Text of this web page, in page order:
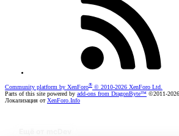
Community platform by XenForo® © 2010-2026 XenForo Ltd.
Parts of this site powered by add-ons from DragonByte™ ©2011-2026
Локализация отXenForo.Info